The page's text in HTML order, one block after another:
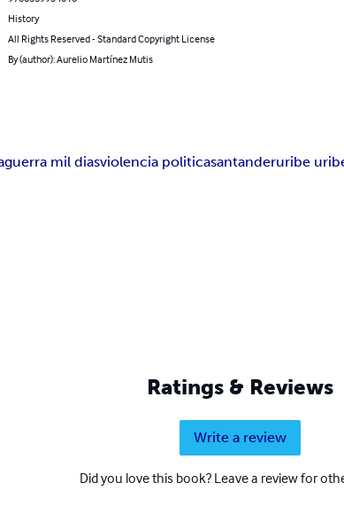
History
All Rights Reserved - Standard Copyright License
By (author): Aurelio Martínez Mutis
guerra mil diasviolencia politicasantanderuribe
Ratings & Reviews
Write a review
Did you love this book? Leave a review for